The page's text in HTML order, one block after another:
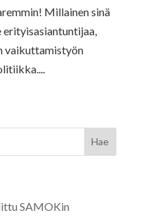
Millainen sinä
vaikuttamistyön
SAMOKin